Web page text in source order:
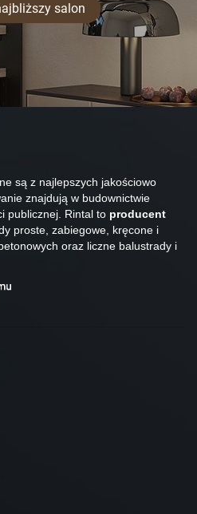
salon
są z najlepszych jakościowo
znajdują w budownictwie
publicznej. Rintal to producent
proste, zabiegowe, kręcone i
oraz liczne balustrady i